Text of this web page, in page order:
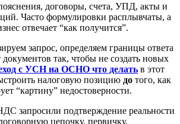
договоры, счета, УПД, акты и
Часто формулировки расплывчаты, а
отвечает “как получится”.
запрос, определяем границы ответа
так, чтобы не создать новых
с УСН на ОСНО что делать в этот
налоговую позицию до того, как
“картину” недостоверности.
запросили подтверждение реальности
цепочку, первичку,